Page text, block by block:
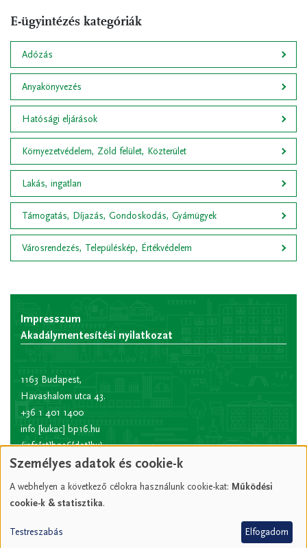
E-ügyintézés kategóriák
Adózás
Anyakönyvezés
Hatósági eljárások
Környezetvédelem, Zöld felület, Közterület
Lakás, ingatlan
Támogatás, Díjazás, Gondoskodás, Gyámügyek
Városrendezés, Településkép, Értékvédelem
Impresszum
Akadálymentesítési nyilatkozat
1163 Budapest,
Havashalom utca 43.
+36 1 401 1400
info [kukac] bp16.hu
(info[at]bp16[dot]hu)
Hivatali kapu rövid
Személyes adatok és cookie-k
A webhelyen a következő célokra használunk cookie-kat: Működési
cookie-k & statisztika.
Testreszabás Elfogadom